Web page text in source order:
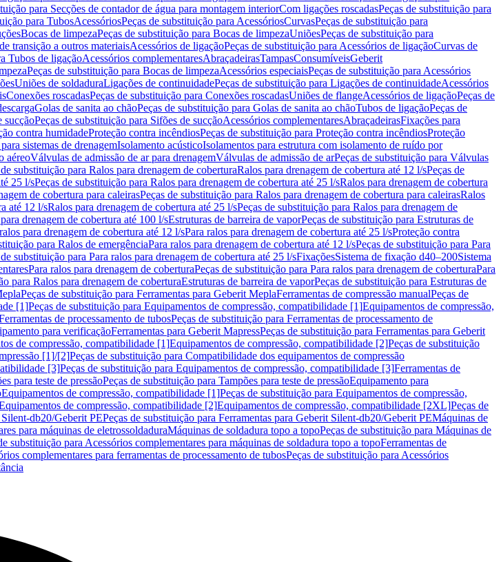
para Secções de contador de água para montagem interiorCom ligações roscadasPeças de substituição para
para TubosAcessóriosPeças de substituição para AcessóriosCurvasPeças de substituição para
Bocas de limpezaPeças de substituição para Bocas de limpezaUniõesPeças de substituição para
transição a outros materiaisAcessórios de ligaçãoPeças de substituição para Acessórios de ligaçãoCurvas de
Tubos de ligaçãoAcessórios complementaresAbraçadeirasTampasConsumíveisGeberit
Peças de substituição para Bocas de limpezaAcessórios especiaisPeças de substituição para Acessórios
Uniões de soldaduraLigações de continuidadePeças de substituição para Ligações de continuidadeAcessórios
Conexões roscadasPeças de substituição para Conexões roscadasUniões de flangeAcessórios de ligaçãoPeças de
Golas de sanita ao chãoPeças de substituição para Golas de sanita ao chãoTubos de ligaçãoPeças de
sucçãoPeças de substituição para Sifões de sucçãoAcessórios complementaresAbraçadeirasFixações para
contra humidadeProteção contra incêndiosPeças de substituição para Proteção contra incêndiosProteção
sistemas de drenagemIsolamento acústicoIsolamentos para estrutura com isolamento de ruído por
aéreoVálvulas de admissão de ar para drenagemVálvulas de admissão de arPeças de substituição para Válvulas
substituição para Ralos para drenagem de coberturaRalos para drenagem de cobertura até 12 l/sPeças de
25 l/sPeças de substituição para Ralos para drenagem de cobertura até 25 l/sRalos para drenagem de cobertura
de cobertura para caleirasPeças de substituição para Ralos para drenagem de cobertura para caleirasRalos
até 12 l/sRalos para drenagem de cobertura até 25 l/sPeças de substituição para Ralos para drenagem de
drenagem de cobertura até 100 l/sEstruturas de barreira de vaporPeças de substituição para Estruturas de
para drenagem de cobertura até 12 l/sPara ralos para drenagem de cobertura até 25 l/sProteção contra
para Ralos de emergênciaPara ralos para drenagem de cobertura até 12 l/sPeças de substituição para Para
substituição para Para ralos para drenagem de cobertura até 25 l/sFixaçõesSistema de fixação d40–200Sistema
Para ralos para drenagem de coberturaPeças de substituição para Para ralos para drenagem de coberturaPara
para Ralos para drenagem de coberturaEstruturas de barreira de vaporPeças de substituição para Estruturas de
Peças de substituição para Ferramentas para Geberit MeplaFerramentas de compressão manualPeças de
[1]Peças de substituição para Equipamentos de compressão, compatibilidade [1]Equipamentos de compressão,
de processamento de tubosPeças de substituição para Ferramentas de processamento de
para verificaçãoFerramentas para Geberit MapressPeças de substituição para Ferramentas para Geberit
de compressão, compatibilidade [1]Equipamentos de compressão, compatibilidade [2]Peças de substituição
[1]/[2]Peças de substituição para Compatibilidade dos equipamentos de compressão
[3]Peças de substituição para Equipamentos de compressão, compatibilidade [3]Ferramentas de
para teste de pressãoPeças de substituição para Tampões para teste de pressãoEquipamento para
Equipamentos de compressão, compatibilidade [1]Peças de substituição para Equipamentos de compressão,
de compressão, compatibilidade [2]Equipamentos de compressão, compatibilidade [2XL]Peças de
db20/Geberit PEPeças de substituição para Ferramentas para Geberit Silent-db20/Geberit PEMáquinas de
para máquinas de eletrossoldaduraMáquinas de soldadura topo a topoPeças de substituição para Máquinas de
substituição para Acessórios complementares para máquinas de soldadura topo a topoFerramentas de
complementares para ferramentas de processamento de tubosPeças de substituição para Acessórios